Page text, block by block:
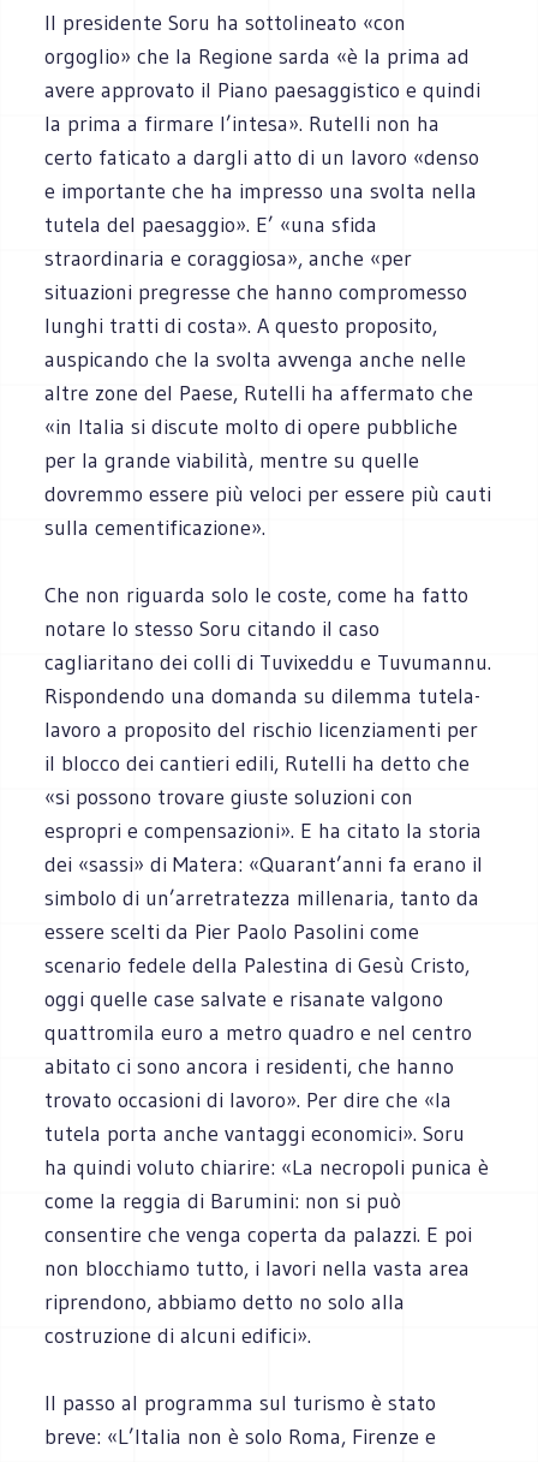
Il presidente Soru ha sottolineato «con
orgoglio» che la Regione sarda «è la prima ad
avere approvato il Piano paesaggistico e quindi
la prima a firmare l’intesa». Rutelli non ha
certo faticato a dargli atto di un lavoro «denso
e importante che ha impresso una svolta nella
tutela del paesaggio». E’ «una sfida
straordinaria e coraggiosa», anche «per
situazioni pregresse che hanno compromesso
lunghi tratti di costa». A questo proposito,
auspicando che la svolta avvenga anche nelle
altre zone del Paese, Rutelli ha affermato che
«in Italia si discute molto di opere pubbliche
per la grande viabilità, mentre su quelle
dovremmo essere più veloci per essere più cauti
sulla cementificazione».
Che non riguarda solo le coste, come ha fatto
notare lo stesso Soru citando il caso
cagliaritano dei colli di Tuvixeddu e Tuvumannu.
Rispondendo una domanda su dilemma tutela-
lavoro a proposito del rischio licenziamenti per
il blocco dei cantieri edili, Rutelli ha detto che
«si possono trovare giuste soluzioni con
espropri e compensazioni». E ha citato la storia
dei «sassi» di Matera: «Quarant’anni fa erano il
simbolo di un’arretratezza millenaria, tanto da
essere scelti da Pier Paolo Pasolini come
scenario fedele della Palestina di Gesù Cristo,
oggi quelle case salvate e risanate valgono
quattromila euro a metro quadro e nel centro
abitato ci sono ancora i residenti, che hanno
trovato occasioni di lavoro». Per dire che «la
tutela porta anche vantaggi economici». Soru
ha quindi voluto chiarire: «La necropoli punica è
come la reggia di Barumini: non si può
consentire che venga coperta da palazzi. E poi
non blocchiamo tutto, i lavori nella vasta area
riprendono, abbiamo detto no solo alla
costruzione di alcuni edifici».
Il passo al programma sul turismo è stato
breve: «L’Italia non è solo Roma, Firenze e